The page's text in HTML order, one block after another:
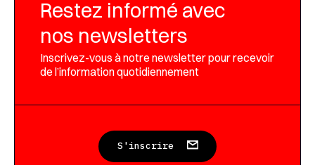
Restez informé avec
nos newsletters
Inscrivez-vous à notre newsletter pour recevoir
de l’information quotidiennement
S'inscrire